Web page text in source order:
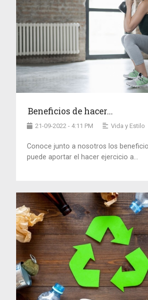
Beneficios de hacer...
21-09-2022 - 4:11 PM Vida y Estilo
Conoce junto a nosotros los
puede aportar el hacer ejercicio a...